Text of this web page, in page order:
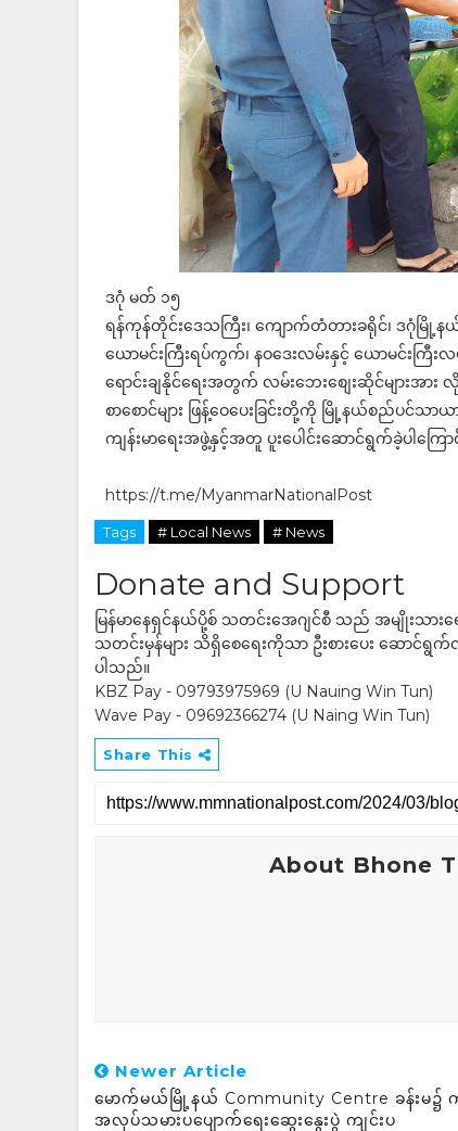
ဒဂုံ မတ် ၁၅
ရန်ကုန်တိုင်းဒေသကြီး၊ ကျောက်တံတားခရိုင်၊ ဒဂုံမြို့န
ယောမင်းကြီးရပ်ကွက်၊ နဝဒေးလမ်းနှင့် ယောမင်းကြီး
ရောင်းချနိုင်ရေးအတွက် လမ်းဘေးစျေးဆိုင်များအာ
စာစောင်များ ဖြန့်ဝေပေးခြင်းတို့ကို မြို့နယ်စည်ပင်
ကျန်းမာရေးအဖွဲ့နှင့်အတူ ပူးပေါင်းဆောင်ရွက်ခဲ့ပါကြ
https://t.me/MyanmarNationalPost
Tags # Local News # News
Donate and Support
မြန်မာနေရှင်နယ်ပို့စ် သတင်းအေဂျင်စီ သည် အမျိုးသား
သတင်းမှန်များ သိရှိစေရေးကိုသာ ဦးစားပေး ဆောင်
ပါသည်။
KBZ Pay - 09793975969 (U Nauing Win Tun)
Wave Pay - 09692366274 (U Naing Win Tun)
Share This
About Bhone
Newer Article
မောက်မယ်မြို့နယ် Community Centre ခန်းမ၌
အလုပ်သမားပပျောက်ရေးဆွေးနွေးပွဲ ကျင်းပ